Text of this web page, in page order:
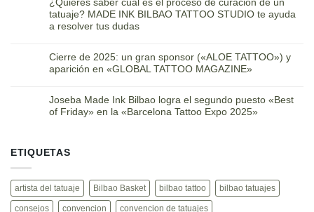
¿Quieres saber cuál es el proceso de curación de un
tatuaje? MADE INK BILBAO TATTOO STUDIO te ayuda
a resolver tus dudas
Cierre de 2025: un gran sponsor («ALOE TATTOO») y
aparición en «GLOBAL TATTOO MAGAZINE»
Joseba Made Ink Bilbao logra el segundo puesto «Best
of Friday» en la «Barcelona Tattoo Expo 2025»
ETIQUETAS
artista del tatuaje Bilbao Basket bilbao tattoo bilbao tatuajes
consejos convencion convencion de tatuajes